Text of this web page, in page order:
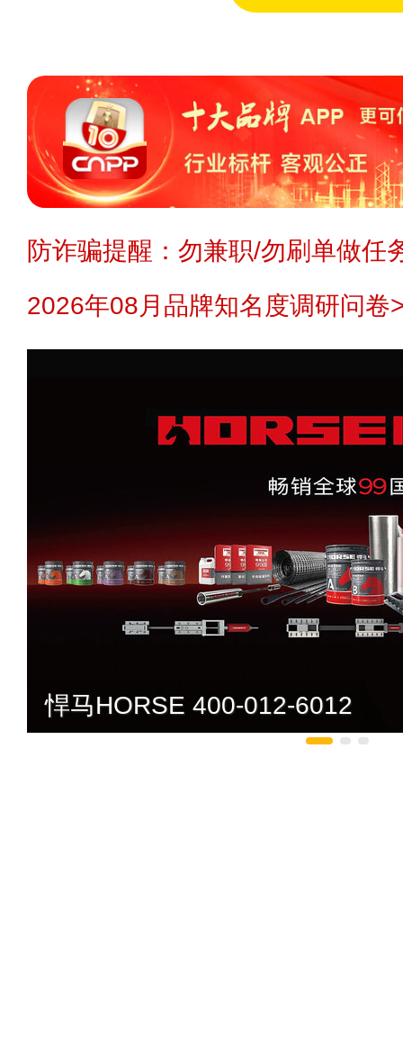
防诈骗提醒：勿兼职/勿刷单做任
2026年08月品牌知名度调研问卷
悍马HORSE 400-012-6012